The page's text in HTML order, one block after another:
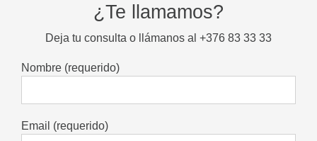
¿Te llamamos?
Deja tu consulta o llámanos al +376 83 33 33
Nombre (requerido)
Email (requerido)